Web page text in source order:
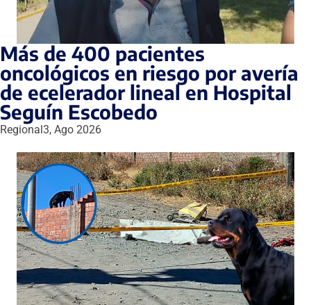
Más de 400 pacientes
oncológicos en riesgo por avería
de ecelerador lineal en Hospital
Seguín Escobedo
Regional3, Ago 2026